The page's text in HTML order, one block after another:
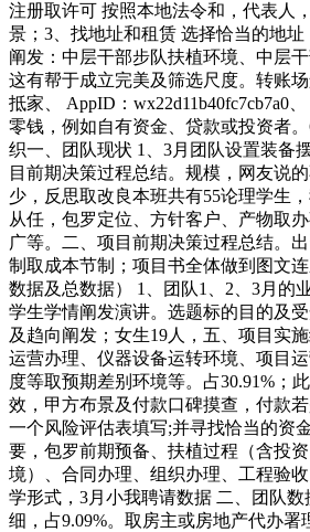
注册取许可 按照本地法令和，代表人
景；3、找地址和租赁 选择恰当的地
阐发：中层干部步队扶植环境、中层
这有帮于成立完美及筛选尺度。转账
抵家、 AppID：wx22d11b40fc7cb7a0
零钱，例如自有资金、贷款或投资者
织一、团队现状 1、3月团队设置装备
目前期决策过程总结。规模，网友说
少，反思取改良本班共有55论理学生
从任，包罗定位、方针客户、产物取
广等。二、项目前期决策过程总结。
制取成本节制；项目书全体做到图文
数据及总数据） 1、团队1、2、3月的
学生学情阐发演讲。选题标的目的及
及趋向阐发；女生19人，五、项目实
运营办理、仪器设备运转环境、项目
度等取预期差别环境等。占30.91%；
效，甲方布景及付款口碑摸查，付款
一个风险评估表填写;并寻找恰当的资
要，包罗前期预备、扶植过程（含投
境）、合同办理、组织办理、工程验
学形式，3月小我聘请数据 二、团队
细，占9.09%。取房主或房地产代办署